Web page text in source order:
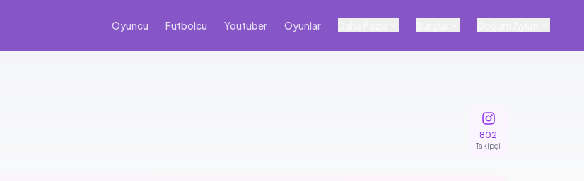
Oyuncu Futbolcu Youtuber Oyunlar
802
Takipçi